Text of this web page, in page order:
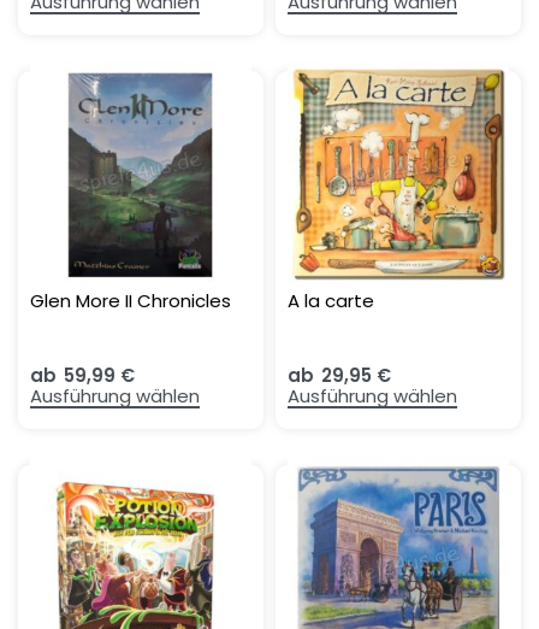
Glen More II Chronicles
ab 59,99 €
Ausführung wählen
A la carte
ab 29,95 €
Ausführung wählen